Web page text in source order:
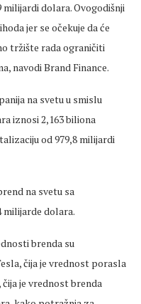
milijardi dolara. Ovogodišnji
jer se očekuje da će
tržište rada ograničiti
navodi Brand Finance.
na svetu u smislu
iznosi 2,163 biliona
od 979,8 milijardi
na svetu sa
milijarde dolara.
brenda su
čija je vrednost porasla
čija je vrednost brenda